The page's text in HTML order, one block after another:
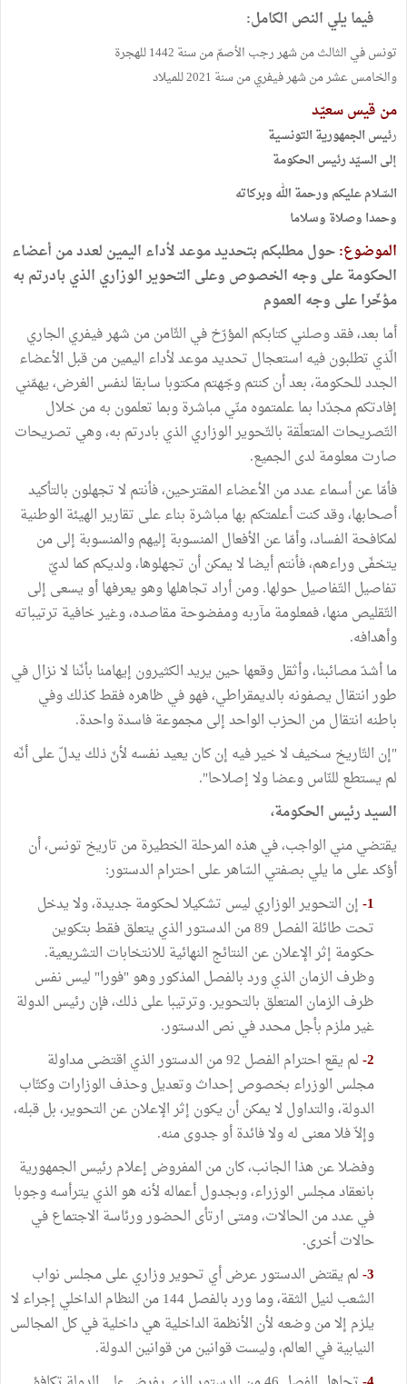
فيما يلي النص الكامل:
تونس في الثالث من شهر رجب الأصمّ من سنة 1442 للهجرة
والخامس عشر من شهر فيفري من سنة 2021 للميلاد
من قيس سعيّد
رئيس الجمهورية التونسية
إلى السيّد رئيس الحكومة
السّلام عليكم ورحمة الله وبركاته
وحمدا وصلاة وسلاما
الموضوع:حول مطلبكم بتحديد موعد لأداء اليمين لعدد من أعضاء
الحكومة على وجه الخصوص وعلى التحوير الوزاري الذي بادرتم به
مؤخّرا على وجه العموم
أما بعد، فقد وصلني كتابكم المؤرّخ في الثّامن من شهر فيفري الجاري
الّذي تطلبون فيه استعجال تحديد موعد لأداء اليمين من قبل الأعضاء
الجدد للحكومة، بعد أن كنتم وجّهتم مكتوبا سابقا لنفس الغرض، يهمّني
إفادتكم مجدّدا بما علمتموه منّي مباشرة وبما تعلمون به من خلال
التّصريحات المتعلّقة بالتّحوير الوزاري الذي بادرتم به، وهي تصريحات
صارت معلومة لدى الجميع.
فأمّا عن أسماء عدد من الأعضاء المقترحين، فأنتم لا تجهلون بالتأكيد
أصحابها، وقد كنت أعلمتكم بها مباشرة بناء على تقارير الهيئة الوطنية
لمكافحة الفساد، وأمّا عن الأفعال المنسوبة إليهم والمنسوبة إلى من
يتخفّى وراءهم، فأنتم أيضا لا يمكن أن تجهلوها، ولديكم كما لديّ
تفاصيل التّفاصيل حولها. ومن أراد تجاهلها وهو يعرفها أو يسعى إلى
التّقليص منها، فمعلومة مآربه ومفضوحة مقاصده، وغير خافية ترتيباته
وأهدافه.
ما أشدّ مصائبنا، وأثقل وقعها حين يريد الكثيرون إيهامنا بأنّنا لا نزال في
طور انتقال يصفونه بالديمقراطي، فهو في ظاهره فقط كذلك وفي
باطنه انتقال من الحزب الواحد إلى مجموعة فاسدة واحدة.
"إن التّاريخ سخيف لا خير فيه إن كان يعيد نفسه لأنّ ذلك يدلّ على أنّه
لم يستطع للنّاس وعضا ولا إصلاحا".
السيد رئيس الحكومة،
يقتضي مني الواجب، في هذه المرحلة الخطيرة من تاريخ تونس، أن
أؤكد على ما يلي بصفتي السّاهر على احترام الدستور:
1- إن التحوير الوزاري ليس تشكيلا لحكومة جديدة، ولا يدخل
تحت طائلة الفصل 89 من الدستور الذي يتعلق فقط بتكوين
حكومة إثر الإعلان عن النتائج النهائية للانتخابات التشريعية.
وظرف الزمان الذي ورد بالفصل المذكور وهو "فورا" ليس نفس
ظرف الزمان المتعلق بالتحوير. وترتيبا على ذلك، فإن رئيس الدولة
غير ملزم بأجل محدد في نص الدستور.
2-
لم يقع احترام الفصل 92 من الدستور الذي اقتضى مداولة
مجلس الوزراء بخصوص إحداث وتعديل وحذف الوزارات وكتّاب
الدولة، والتداول لا يمكن أن يكون إثر الإعلان عن التحوير، بل قبله،
وإلاّ فلا معنى له ولا فائدة أو جدوى منه.
وفضلا عن هذا الجانب، كان من المفروض إعلام رئيس الجمهورية
بانعقاد مجلس الوزراء، وبجدول أعماله لأنه هو الذي يترأسه وجوبا
في عدد من الحالات، ومتى ارتأى الحضور ورئاسة الاجتماع في
حالات أخرى.
3- لم يقتض الدستور عرض أي تحوير وزاري على مجلس نواب
الشعب لنيل الثقة، وما ورد بالفصل 144 من النظام الداخلي إجراء لا
يلزم إلا من وضعه لأن الأنظمة الداخلية هي داخلية في كل المجالس
النيابية في العالم، وليست قوانين من قوانين الدولة.